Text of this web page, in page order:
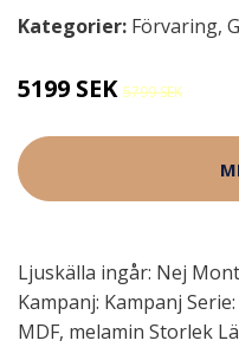
Kategorier: Förvaring,
5199 SEK 5799 SEK
Ljuskälla ingår: Nej
Kampanj: Kampanj
MDF, melamin Storlek